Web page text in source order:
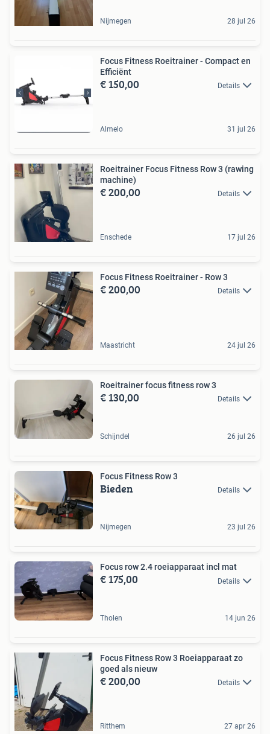
Nijmegen 28 jul 26
Focus Fitness Roeitrainer - Compact en
Efficiënt
€ 150,00 Details
Almelo 31 jul 26
Roeitrainer Focus Fitness Row 3 (rawing
machine)
€ 200,00 Details
Enschede 17 jul 26
Focus Fitness Roeitrainer - Row 3
€ 200,00 Details
Maastricht 24 jul 26
Roeitrainer focus fitness row 3
€ 130,00 Details
Schijndel 26 jul 26
Focus Fitness Row 3
Bieden Details
Nijmegen 23 jul 26
Focus row 2.4 roeiapparaat incl mat
€ 175,00 Details
Tholen 14 jun 26
Focus Fitness Row 3 Roeiapparaat zo
goed als nieuw
€ 200,00 Details
Ritthem 27 apr 26